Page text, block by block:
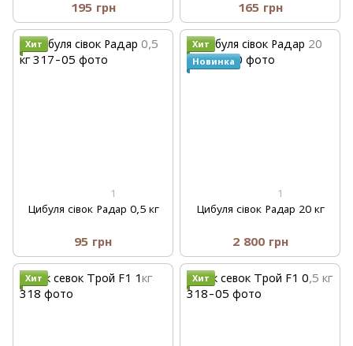
195 грн 165 грн
Хит
1
Цибуля сівок Радар 0,5 кг
95 грн
Хит
Новинка
1
Цибуля сівок Радар 20 кг
2 800 грн
Хит Хит